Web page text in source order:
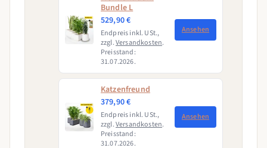
Bundle L
529,90 €
Endpreis inkl. USt.,
zzgl.Versandkosten.
Preisstand:
31.07.2026.
Ansehen
Katzenfreund
379,90 €
Endpreis inkl. USt.,
zzgl.Versandkosten.
Preisstand:
31.07.2026.
Ansehen